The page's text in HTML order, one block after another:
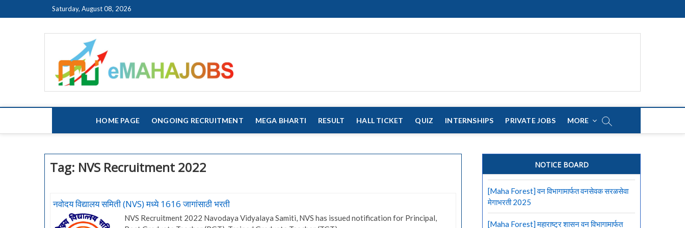
to
Saturday, August 08, 2026
HOME PAGE ONGOING RECRUITMENT MEGA BHARTI RESULT HALL TICKET QUIZ INTERNSHIPS PRIVATE JOBS MORE
Tag: NVS Recruitment 2022
नवोदय विद्यालय समिती (NVS) मध्ये 1616 जागांसाठी भरती
NVS Recruitment 2022 Navodaya Vidyalaya Samiti, NVS has issued notification for Principal,
NOTICE BOARD
[Maha Forest] वन विभागामार्फत वनसेवक सरळसेवा
मेगाभरती 2025
[Maha Forest] महाराष्ट्र शासन वन विभागामार्फत